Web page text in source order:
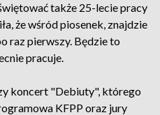
także 25-lecie pracy
że wśród piosenek, znajdzie
raz pierwszy. Będzie to
pracuje.
koncert "Debiuty", którego
KFPP oraz jury